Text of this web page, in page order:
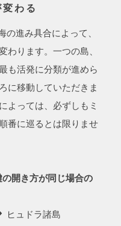
わる
の進み具合によって、
わります。一つの島、
も活発に分類が進めら
に移動していただきま
よっては、必ずしもミ
番に巡るとは限りませ
開き方が同じ場合の
ヒュドラ諸島